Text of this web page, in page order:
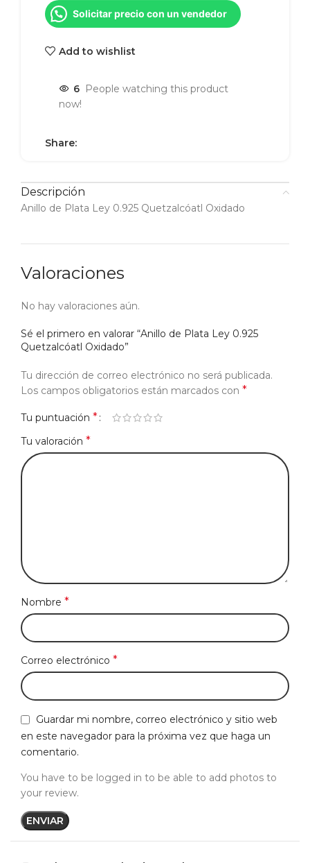
Solicitar precio con un vendedor
Add to wishlist
6
People watching this product
now!
Share:
Descripción
Anillo de Plata Ley 0.925 Quetzalcóatl Oxidado
Valoraciones
No hay valoraciones aún.
Sé el primero en valorar “Anillo de Plata Ley 0.925
Quetzalcóatl Oxidado”
Tu dirección de correo electrónico no será publicada.
Los campos obligatorios están marcados con *
Tu puntuación *
Tu valoración *
Nombre *
Correo electrónico *
Guardar mi nombre, correo electrónico y sitio web
en este navegador para la próxima vez que haga un
comentario.
You have to be logged in to be able to add photos to
your review.